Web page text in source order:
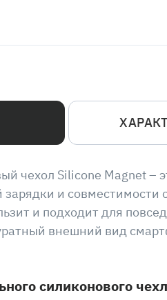
чехол Silicone Magnet
зарядки и
и подходит для
внешний вид
силиконового